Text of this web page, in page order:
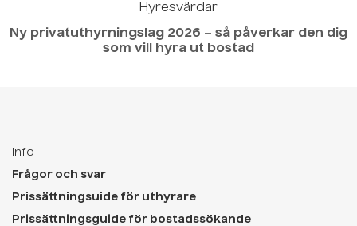
Hyresvärdar
Ny privatuthyrningslag 2026 – så påverkar den dig
som vill hyra ut bostad
Info
Frågor och svar
Prissättningsuide för uthyrare
Prissättningsguide för bostadssökande